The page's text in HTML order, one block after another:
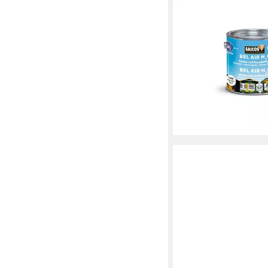
Fassadenfarbe
und Fassadenfarbe
wasserbasierend,
lieferbar - in 6-7